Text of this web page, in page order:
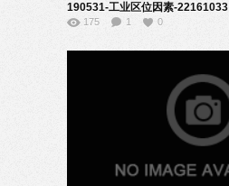
190531-工业区位因素-22161033
175 1 0